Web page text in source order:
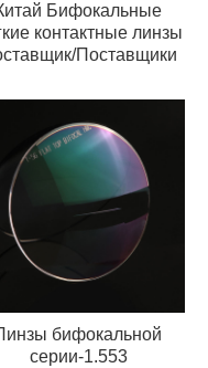
Бифокальные
контактные линзы
Поставщики
бифокальной
серии-1.553